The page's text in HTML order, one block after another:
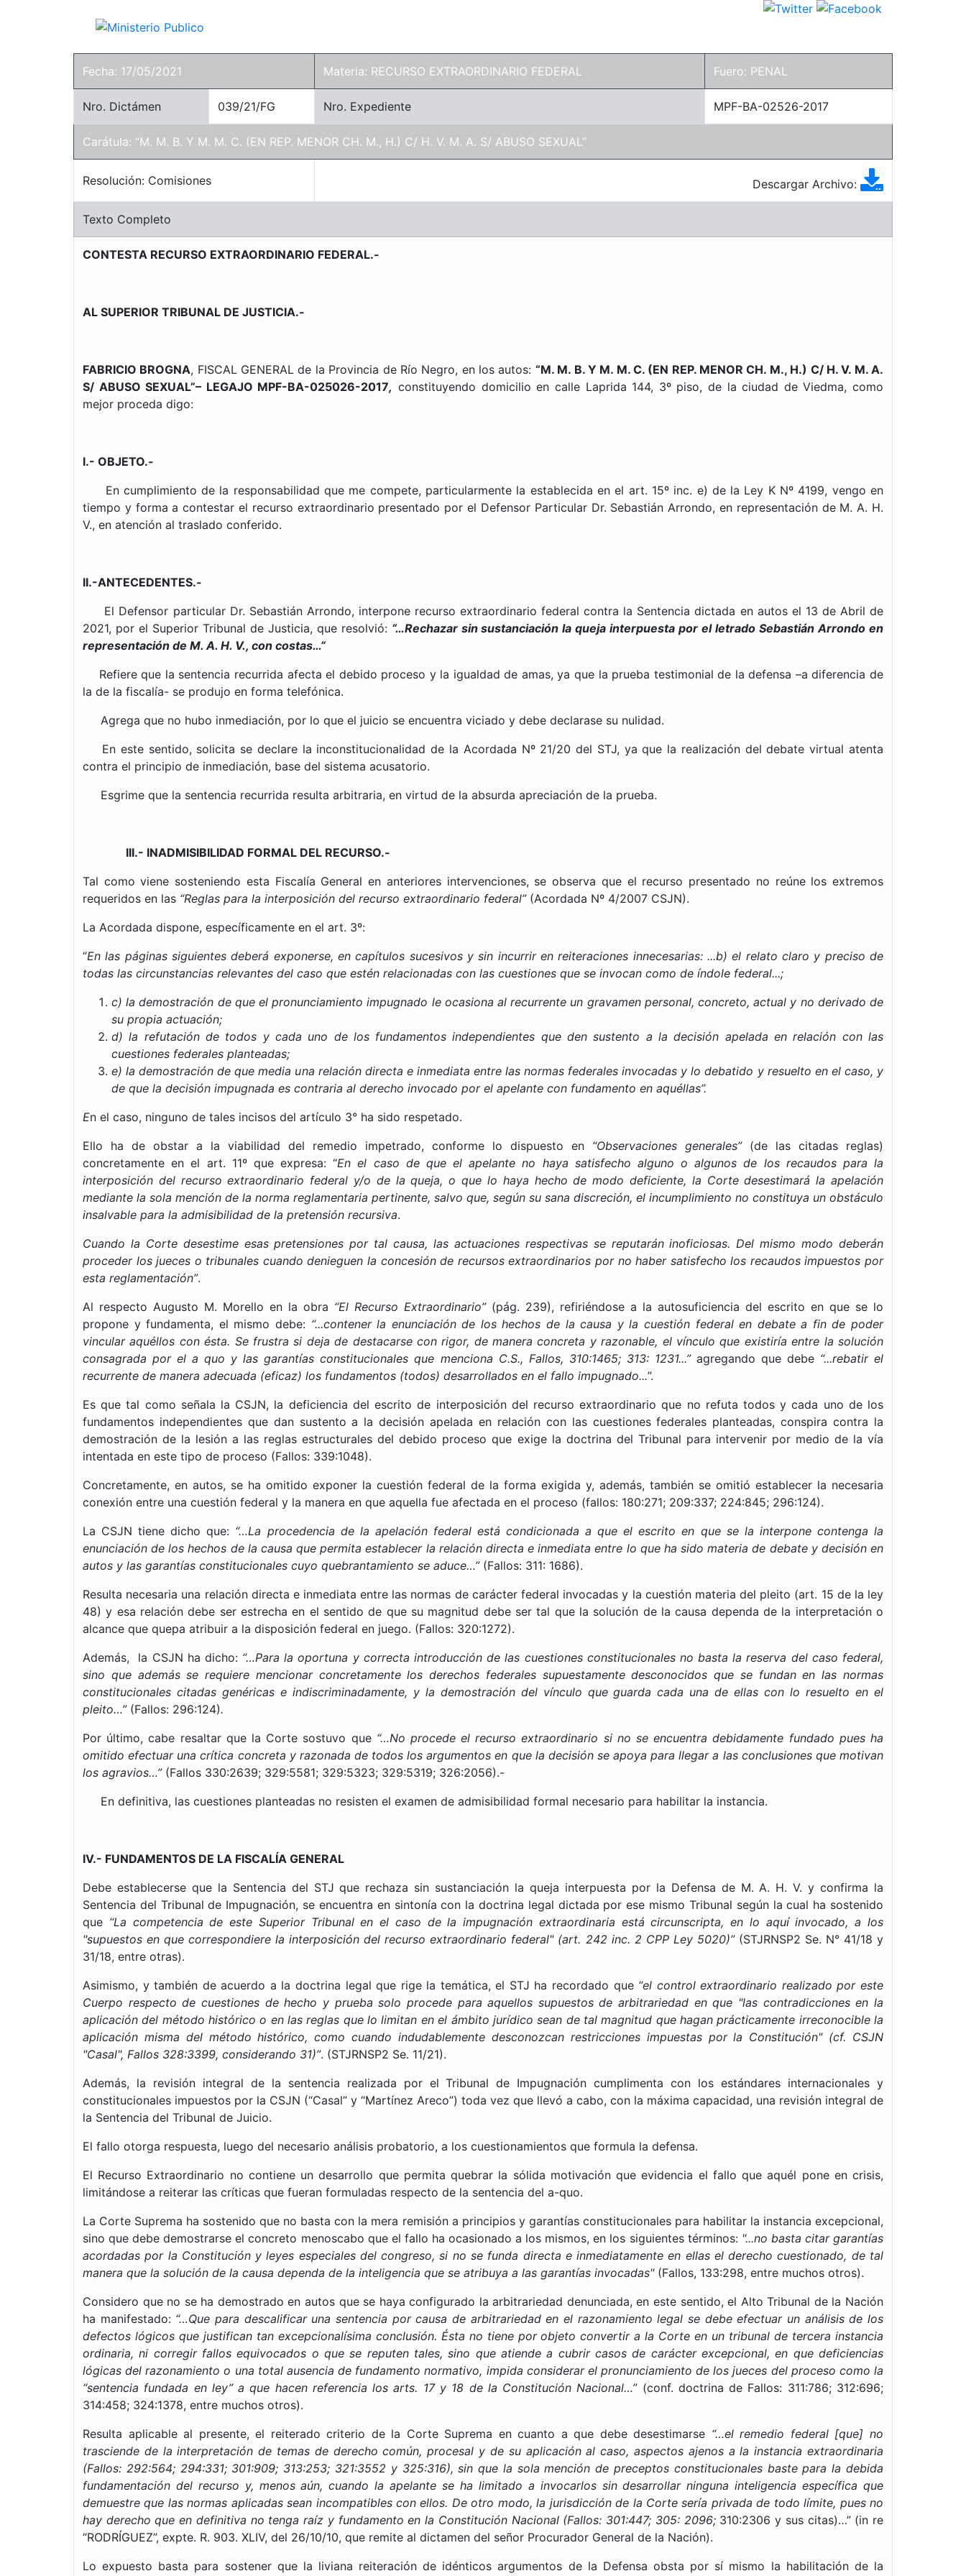
Fecha: 17/05/2021 Materia: RECURSO EXTRAORDINARIO FEDERAL Fuero: PENAL
Nro. Dictámen 039/21/FG Nro. Expediente MPF-BA-02526-2017
Carátula: “M. M. B. Y M. M. C. (EN REP. MENOR CH. M., H.) C/ H. V. M. A. S/ ABUSO SEXUAL”
Resolución: Comisiones Descargar Archivo:
Texto Completo
CONTESTA RECURSO EXTRAORDINARIO FEDERAL.-
AL SUPERIOR TRIBUNAL DE JUSTICIA.-
FABRICIO BROGNA, FISCAL GENERAL de la Provincia de Río Negro, en los autos: “M. M. B. Y M. M. C. (EN REP. MENOR CH. M., H.) C/ H. V. M. A.
S/ ABUSO SEXUAL”– LEGAJO MPF-BA-025026-2017, constituyendo domicilio en calle Laprida 144, 3º piso, de la ciudad de Viedma, como
mejor proceda digo:
I.- OBJETO.-
En cumplimiento de la responsabilidad que me compete, particularmente la establecida en el art. 15º inc. e) de la Ley K Nº 4199, vengo en
tiempo y forma a contestar el recurso extraordinario presentado por el Defensor Particular Dr. Sebastián Arrondo, en representación de M. A. H.
V., en atención al traslado conferido.
II.-ANTECEDENTES.-
El Defensor particular Dr. Sebastián Arrondo, interpone recurso extraordinario federal contra la Sentencia dictada en autos el 13 de Abril de
2021, por el Superior Tribunal de Justicia, que resolvió: “…Rechazar sin sustanciación la queja interpuesta por el letrado Sebastián Arrondo en
representación de M. A. H. V., con costas…”
Refiere que la sentencia recurrida afecta el debido proceso y la igualdad de amas, ya que la prueba testimonial de la defensa –a diferencia de
la de la fiscalía- se produjo en forma telefónica.
Agrega que no hubo inmediación, por lo que el juicio se encuentra viciado y debe declarase su nulidad.
En este sentido, solicita se declare la inconstitucionalidad de la Acordada Nº 21/20 del STJ, ya que la realización del debate virtual atenta
contra el principio de inmediación, base del sistema acusatorio.
Esgrime que la sentencia recurrida resulta arbitraria, en virtud de la absurda apreciación de la prueba.
III.- INADMISIBILIDAD FORMAL DEL RECURSO.-
Tal como viene sosteniendo esta Fiscalía General en anteriores intervenciones, se observa que el recurso presentado no reúne los extremos
requeridos en las “Reglas para la interposición del recurso extraordinario federal”(Acordada Nº 4/2007 CSJN).
La Acordada dispone, específicamente en el art. 3º:
“En las páginas siguientes deberá exponerse, en capítulos sucesivos y sin incurrir en reiteraciones innecesarias: ...b) el relato claro y preciso de
todas las circunstancias relevantes del caso que estén relacionadas con las cuestiones que se invocan como de índole federal...;
c) la demostración de que el pronunciamiento impugnado le ocasiona al recurrente un gravamen personal, concreto, actual y no derivado de
su propia actuación;
d) la refutación de todos y cada uno de los fundamentos independientes que den sustento a la decisión apelada en relación con las
cuestiones federales planteadas;
e) la demostración de que media una relación directa e inmediata entre las normas federales invocadas y lo debatido y resuelto en el caso, y
de que la decisión impugnada es contraria al derecho invocado por el apelante con fundamento en aquéllas”.
En el caso, ninguno de tales incisos del artículo 3° ha sido respetado.
Ello ha de obstar a la viabilidad del remedio impetrado, conforme lo dispuesto en “Observaciones generales”(de las citadas reglas)
concretamente en el art. 11º que expresa: “En el caso de que el apelante no haya satisfecho alguno o algunos de los recaudos para la
interposición del recurso extraordinario federal y/o de la queja, o que lo haya hecho de modo deficiente, la Corte desestimará la apelación
mediante la sola mención de la norma reglamentaria pertinente, salvo que, según su sana discreción, el incumplimiento no constituya un obstáculo
insalvable para la admisibilidad de la pretensión recursiva.
Cuando la Corte desestime esas pretensiones por tal causa, las actuaciones respectivas se reputarán inoficiosas. Del mismo modo deberán
proceder los jueces o tribunales cuando denieguen la concesión de recursos extraordinarios por no haber satisfecho los recaudos impuestos por
esta reglamentación”.
Al respecto Augusto M. Morello en la obra “El Recurso Extraordinario”(pág. 239), refiriéndose a la autosuficiencia del escrito en que se lo
propone y fundamenta, el mismo debe: “...contener la enunciación de los hechos de la causa y la cuestión federal en debate a fin de poder
vincular aquéllos con ésta. Se frustra si deja de destacarse con rigor, de manera concreta y razonable, el vínculo que existiría entre la solución
consagrada por el a quo y las garantías constitucionales que menciona C.S., Fallos, 310:1465; 313: 1231...”agregando que debe “...rebatir el
recurrente de manera adecuada (eficaz) los fundamentos (todos) desarrollados en el fallo impugnado...”.
Es que tal como señala la CSJN, la deficiencia del escrito de interposición del recurso extraordinario que no refuta todos y cada uno de los
fundamentos independientes que dan sustento a la decisión apelada en relación con las cuestiones federales planteadas, conspira contra la
demostración de la lesión a las reglas estructurales del debido proceso que exige la doctrina del Tribunal para intervenir por medio de la vía
intentada en este tipo de proceso (Fallos: 339:1048).
Concretamente, en autos, se ha omitido exponer la cuestión federal de la forma exigida y, además, también se omitió establecer la necesaria
conexión entre una cuestión federal y la manera en que aquella fue afectada en el proceso (fallos: 180:271; 209:337; 224:845; 296:124).
La CSJN tiene dicho que: “…La procedencia de la apelación federal está condicionada a que el escrito en que se la interpone contenga la
enunciación de los hechos de la causa que permita establecer la relación directa e inmediata entre lo que ha sido materia de debate y decisión en
autos y las garantías constitucionales cuyo quebrantamiento se aduce…”(Fallos: 311: 1686).
Resulta necesaria una relación directa e inmediata entre las normas de carácter federal invocadas y la cuestión materia del pleito (art. 15 de la ley
48) y esa relación debe ser estrecha en el sentido de que su magnitud debe ser tal que la solución de la causa dependa de la interpretación o
alcance que quepa atribuir a la disposición federal en juego. (Fallos: 320:1272).
Además, la CSJN ha dicho: “…Para la oportuna y correcta introducción de las cuestiones constitucionales no basta la reserva del caso federal,
sino que además se requiere mencionar concretamente los derechos federales supuestamente desconocidos que se fundan en las normas
constitucionales citadas genéricas e indiscriminadamente, y la demostración del vínculo que guarda cada una de ellas con lo resuelto en el
pleito…” (Fallos: 296:124).
Por último, cabe resaltar que la Corte sostuvo que “…No procede el recurso extraordinario si no se encuentra debidamente fundado pues ha
omitido efectuar una crítica concreta y razonada de todos los argumentos en que la decisión se apoya para llegar a las conclusiones que motivan
los agravios…”(Fallos 330:2639; 329:5581; 329:5323; 329:5319; 326:2056).-
En definitiva, las cuestiones planteadas no resisten el examen de admisibilidad formal necesario para habilitar la instancia.
IV.- FUNDAMENTOS DE LA FISCALÍA GENERAL
Debe establecerse que la Sentencia del STJ que rechaza sin sustanciación la queja interpuesta por la Defensa de M. A. H. V. y confirma la
Sentencia del Tribunal de Impugnación, se encuentra en sintonía con la doctrina legal dictada por ese mismo Tribunal según la cual ha sostenido
que “La competencia de este Superior Tribunal en el caso de la impugnación extraordinaria está circunscripta, en lo aquí invocado, a los
"supuestos en que correspondiere la interposición del recurso extraordinario federal" (art. 242 inc. 2 CPP Ley 5020)”(STJRNSP2 Se. N° 41/18 y
31/18, entre otras).
Asimismo, y también de acuerdo a la doctrina legal que rige la temática, el STJ ha recordado que “el control extraordinario realizado por este
Cuerpo respecto de cuestiones de hecho y prueba solo procede para aquellos supuestos de arbitrariedad en que "las contradicciones en la
aplicación del método histórico o en las reglas que lo limitan en el ámbito jurídico sean de tal magnitud que hagan prácticamente irreconocible la
aplicación misma del método histórico, como cuando indudablemente desconozcan restricciones impuestas por la Constitución" (cf. CSJN
"Casal", Fallos 328:3399, considerando 31)”. (STJRNSP2 Se. 11/21).
Además, la revisión integral de la sentencia realizada por el Tribunal de Impugnación cumplimenta con los estándares internacionales y
constitucionales impuestos por la CSJN (“Casal” y “Martínez Areco”) toda vez que llevó a cabo, con la máxima capacidad, una revisión integral de
la Sentencia del Tribunal de Juicio.
El fallo otorga respuesta, luego del necesario análisis probatorio, a los cuestionamientos que formula la defensa.
El Recurso Extraordinario no contiene un desarrollo que permita quebrar la sólida motivación que evidencia el fallo que aquél pone en crisis,
limitándose a reiterar las críticas que fueran formuladas respecto de la sentencia del a-quo.
La Corte Suprema ha sostenido que no basta con la mera remisión a principios y garantías constitucionales para habilitar la instancia excepcional,
sino que debe demostrarse el concreto menoscabo que el fallo ha ocasionado a los mismos, en los siguientes términos: "...no basta citar garantías
acordadas por la Constitución y leyes especiales del congreso, si no se funda directa e inmediatamente en ellas el derecho cuestionado, de tal
manera que la solución de la causa dependa de la inteligencia que se atribuya a las garantías invocadas"(Fallos, 133:298, entre muchos otros).
Considero que no se ha demostrado en autos que se haya configurado la arbitrariedad denunciada, en este sentido, el Alto Tribunal de la Nación
ha manifestado: “…Que para descalificar una sentencia por causa de arbitrariedad en el razonamiento legal se debe efectuar un análisis de los
defectos lógicos que justifican tan excepcionalísima conclusión. Ésta no tiene por objeto convertir a la Corte en un tribunal de tercera instancia
ordinaria, ni corregir fallos equivocados o que se reputen tales, sino que atiende a cubrir casos de carácter excepcional, en que deficiencias
lógicas del razonamiento o una total ausencia de fundamento normativo, impida considerar el pronunciamiento de los jueces del proceso como la
“sentencia fundada en ley” a que hacen referencia los arts. 17 y 18 de la Constitución Nacional…”(conf. doctrina de Fallos: 311:786; 312:696;
314:458; 324:1378, entre muchos otros).
Resulta aplicable al presente, el reiterado criterio de la Corte Suprema en cuanto a que debe desestimarse “…el remedio federal [que] no
trasciende de la interpretación de temas de derecho común, procesal y de su aplicación al caso, aspectos ajenos a la instancia extraordinaria
(Fallos: 292:564; 294:331; 301:909; 313:253; 321:3552 y 325:316), sin que la sola mención de preceptos constitucionales baste para la debida
fundamentación del recurso y, menos aún, cuando la apelante se ha limitado a invocarlos sin desarrollar ninguna inteligencia específica que
demuestre que las normas aplicadas sean incompatibles con ellos. De otro modo, la jurisdicción de la Corte sería privada de todo límite, pues no
hay derecho que en definitiva no tenga raíz y fundamento en la Constitución Nacional (Fallos: 301:447; 305: 2096; 310:2306 y sus citas)…” (in re
“RODRÍGUEZ”, expte. R. 903. XLIV, del 26/10/10, que remite al dictamen del señor Procurador General de la Nación).
Lo expuesto basta para sostener que la liviana reiteración de idénticos argumentos de la Defensa obsta por sí mismo la habilitación de la